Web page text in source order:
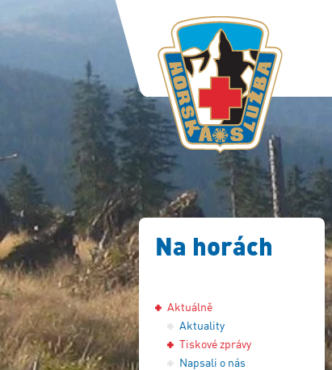
Na horách
Aktuálně
Aktuality
Tiskové zprávy
Napsali o nás